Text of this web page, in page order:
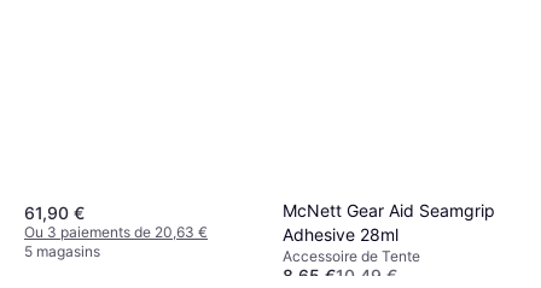
61,90 €
Ou 3 paiements de 20,63 €
5 magasins
McNett Gear Aid Seamgrip
Adhesive 28ml
Accessoire de Tente
8,65 €10,49 €